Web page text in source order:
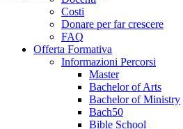
Costi
Donare per far crescere
FAQ
Offerta Formativa
Informazioni Percorsi
Master
Bachelor of Arts
Bachelor of Ministry
Bach50
Bible School